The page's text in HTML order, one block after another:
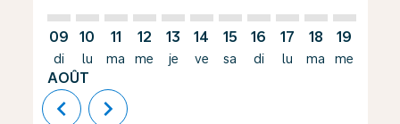
09
di
AOÛT
10
lu
11
ma
12
me
13
je
14
ve
15
sa
16
di
17
lu
18
ma
19
me
chevron_left chevron_right